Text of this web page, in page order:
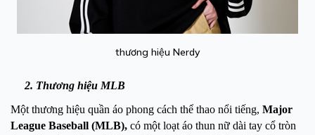
thương hiệu Nerdy
2. Thương hiệu MLB
Một thương hiệu quần áo phong cách thể thao nổi tiếng, Major
League Baseball (MLB), có một loạt áo thun nữ dài tay cổ tròn